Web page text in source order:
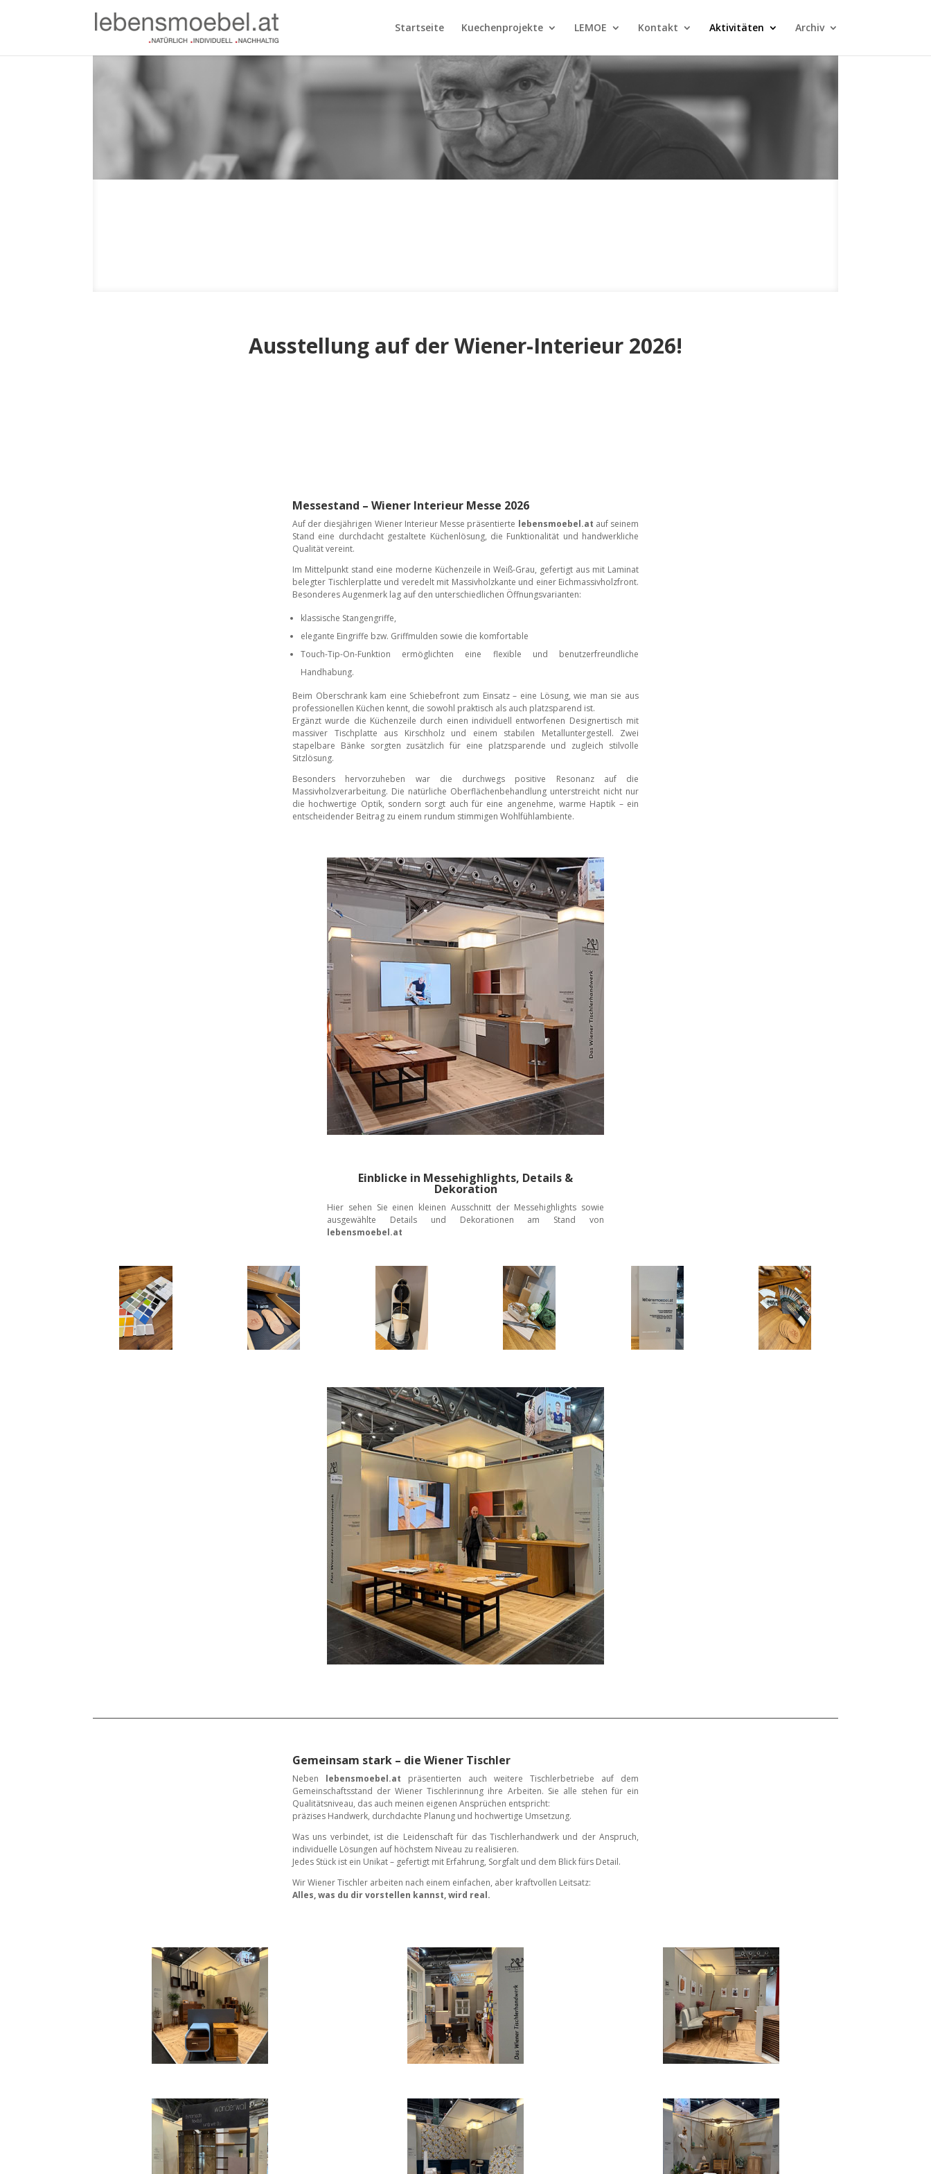
Startseite Kuechenprojekte LEMOE Kontakt Aktivitäten Archiv
Ausstellung auf der Wiener-Interieur 2026!
Messestand – Wiener Interieur Messe 2026
Auf der diesjährigen Wiener Interieur Messe präsentierte lebensmoebel.at auf seinem
Stand eine durchdacht gestaltete Küchenlösung, die Funktionalität und handwerkliche
Qualität vereint.
Im Mittelpunkt stand eine moderne Küchenzeile in Weiß-Grau, gefertigt aus mit Laminat
belegter Tischlerplatte und veredelt mit Massivholzkante und einer Eichmassivholzfront.
Besonderes Augenmerk lag auf den unterschiedlichen Öffnungsvarianten:
klassische Stangengriffe,
elegante Eingriffe bzw. Griffmulden sowie die komfortable
Touch-Tip-On-Funktion ermöglichten eine flexible und benutzerfreundliche
Handhabung.
Beim Oberschrank kam eine Schiebefront zum Einsatz – eine Lösung, wie man sie aus
professionellen Küchen kennt, die sowohl praktisch als auch platzsparend ist.
Ergänzt wurde die Küchenzeile durch einen individuell entworfenen Designertisch mit
massiver Tischplatte aus Kirschholz und einem stabilen Metalluntergestell. Zwei
stapelbare Bänke sorgten zusätzlich für eine platzsparende und zugleich stilvolle
Sitzlösung.
Besonders hervorzuheben war die durchwegs positive Resonanz auf die
Massivholzverarbeitung. Die natürliche Oberflächenbehandlung unterstreicht nicht nur
die hochwertige Optik, sondern sorgt auch für eine angenehme, warme Haptik – ein
entscheidender Beitrag zu einem rundum stimmigen Wohlfühlambiente.
Einblicke in Messehighlights, Details &
Dekoration
Hier sehen Sie einen kleinen Ausschnitt der Messehighlights sowie
ausgewählte Details und Dekorationen am Stand von
lebensmoebel.at
Gemeinsam stark – die Wiener Tischler
Neben lebensmoebel.at präsentierten auch weitere Tischlerbetriebe auf dem
Gemeinschaftsstand der Wiener Tischlerinnung ihre Arbeiten. Sie alle stehen für ein
Qualitätsniveau, das auch meinen eigenen Ansprüchen entspricht:
präzises Handwerk, durchdachte Planung und hochwertige Umsetzung.
Was uns verbindet, ist die Leidenschaft für das Tischlerhandwerk und der Anspruch,
individuelle Lösungen auf höchstem Niveau zu realisieren.
Jedes Stück ist ein Unikat – gefertigt mit Erfahrung, Sorgfalt und dem Blick fürs Detail.
Wir Wiener Tischler arbeiten nach einem einfachen, aber kraftvollen Leitsatz:
Alles, was du dir vorstellen kannst, wird real.